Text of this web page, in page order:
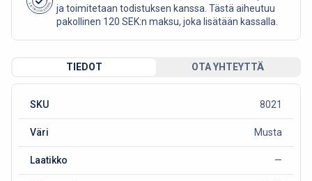
SICURO FASHION ja toimitetaan todistuksen kanssa. Tästä aiheutuu
pakollinen 120 SEK:n maksu, joka lisätään kassalla.
TIEDOT OTA YHTEYTTÄ
SKU 8021
Väri Musta
Laatikko —